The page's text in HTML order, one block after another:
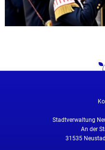
Stadtverwaltung
An der
31535